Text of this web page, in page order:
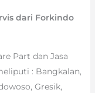
dari Forkindo
Part dan Jasa
: Bangkalan,
Gresik,